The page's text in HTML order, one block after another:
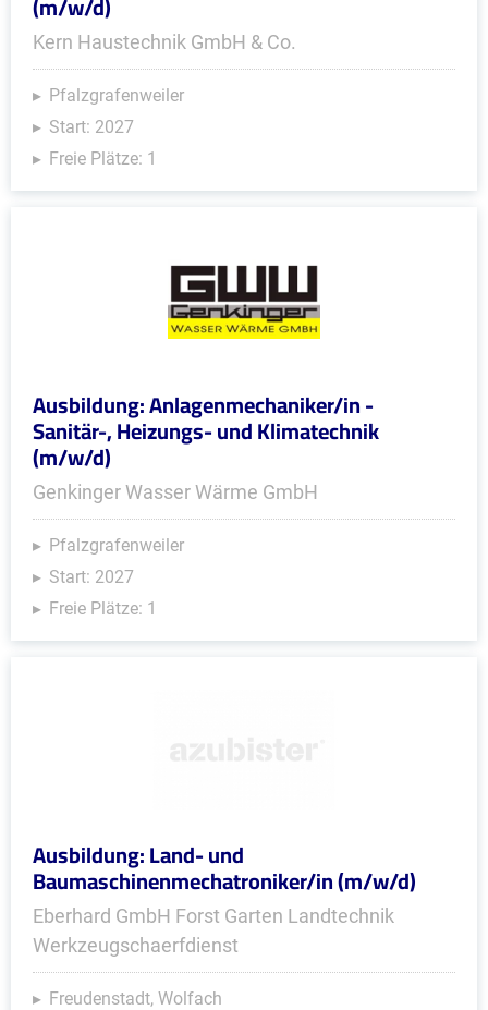
Kern Haustechnik GmbH & Co.
Pfalzgrafenweiler
Start: 2027
Freie Plätze: 1
Ausbildung: Anlagenmechaniker/in -
Sanitär-, Heizungs- und Klimatechnik
(m/w/d)
Genkinger Wasser Wärme GmbH
Pfalzgrafenweiler
Start: 2027
Freie Plätze: 1
Ausbildung: Land- und
Baumaschinenmechatroniker/in (m/w/d)
Eberhard GmbH Forst Garten Landtechnik
Werkzeugschaerfdienst
Freudenstadt, Wolfach